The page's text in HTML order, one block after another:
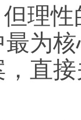
理
为
直